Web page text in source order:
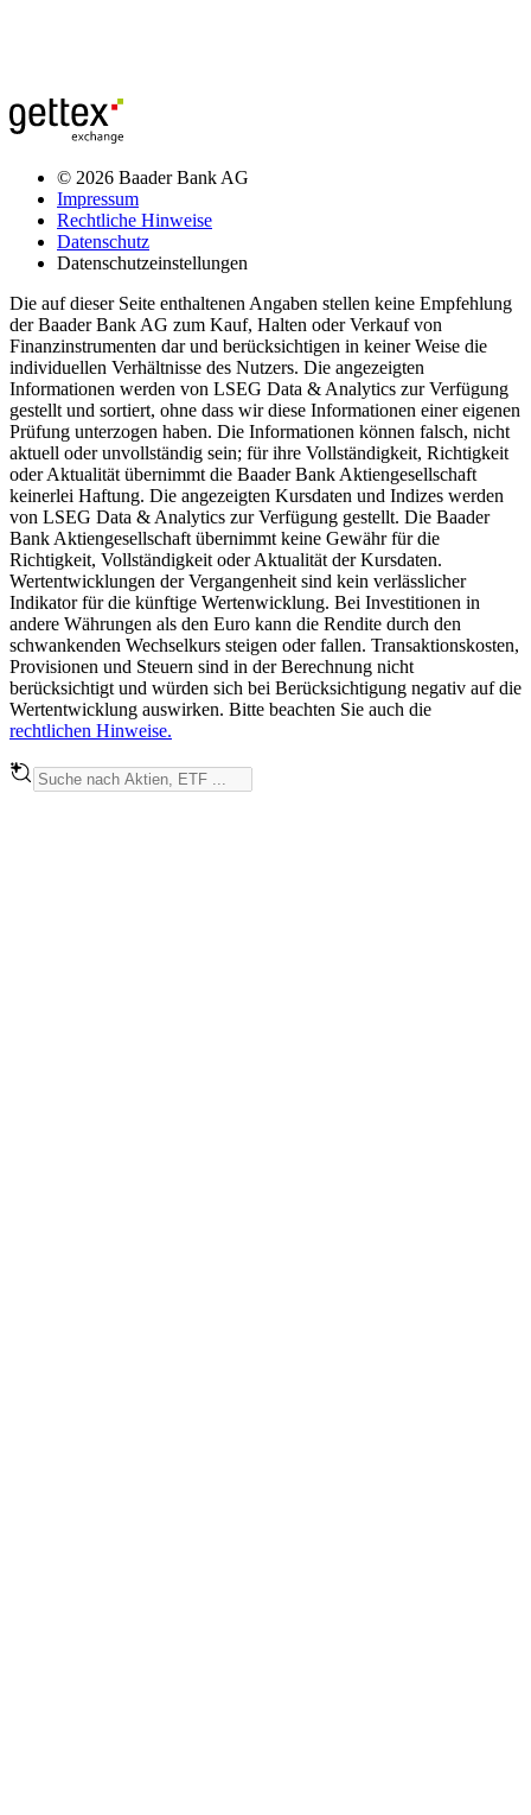
© 2026 Baader Bank AG
Impressum
Rechtliche Hinweise
Datenschutz
Datenschutzeinstellungen
Die auf dieser Seite enthaltenen Angaben stellen keine Empfehlung
der Baader Bank AG zum Kauf, Halten oder Verkauf von
Finanzinstrumenten dar und berücksichtigen in keiner Weise die
individuellen Verhältnisse des Nutzers. Die angezeigten
Informationen werden von LSEG Data & Analytics zur Verfügung
gestellt und sortiert, ohne dass wir diese Informationen einer eigenen
Prüfung unterzogen haben. Die Informationen können falsch, nicht
aktuell oder unvollständig sein; für ihre Vollständigkeit, Richtigkeit
oder Aktualität übernimmt die Baader Bank Aktiengesellschaft
keinerlei Haftung. Die angezeigten Kursdaten und Indizes werden
von LSEG Data & Analytics zur Verfügung gestellt. Die Baader
Bank Aktiengesellschaft übernimmt keine Gewähr für die
Richtigkeit, Vollständigkeit oder Aktualität der Kursdaten.
Wertentwicklungen der Vergangenheit sind kein verlässlicher
Indikator für die künftige Wertenwicklung. Bei Investitionen in
andere Währungen als den Euro kann die Rendite durch den
schwankenden Wechselkurs steigen oder fallen. Transaktionskosten,
Provisionen und Steuern sind in der Berechnung nicht
berücksichtigt und würden sich bei Berücksichtigung negativ auf die
Wertentwicklung auswirken. Bitte beachten Sie auch die
rechtlichen Hinweise.